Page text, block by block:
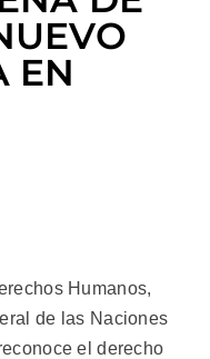
EN
Humanos,
de las Naciones
el derecho